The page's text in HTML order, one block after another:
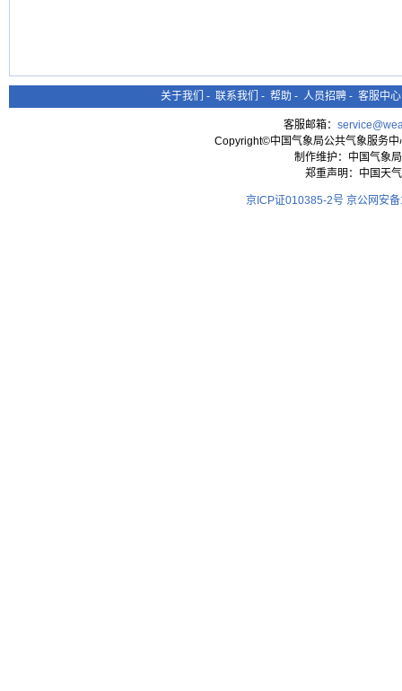
关于我们 - 联系我们 - 帮助 - 人员招聘 - 客服中心
客服邮箱：
Copyright©中国气象局公共气象服务
制作维护：中国气象
郑重声明：中国天
京ICP证010385-2号 京公网安